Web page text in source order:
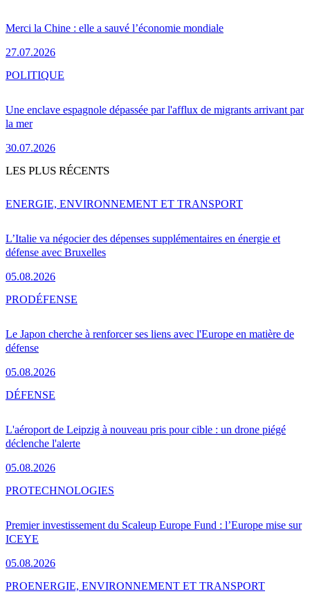
Merci la Chine : elle a sauvé l’économie mondiale
27.07.2026
Une enclave espagnole dépassée par l'afflux de migrants arrivant par
la mer
30.07.2026
POLITIQUE
LES PLUS RÉCENTS
L’Italie va négocier des dépenses supplémentaires en énergie et
défense avec Bruxelles
05.08.2026
ENERGIE, ENVIRONNEMENT ET TRANSPORT
Le Japon cherche à renforcer ses liens avec l'Europe en matière de
défense
05.08.2026
PRODÉFENSE
L'aéroport de Leipzig à nouveau pris pour cible : un drone piégé
déclenche l'alerte
05.08.2026
DÉFENSE
Premier investissement du Scaleup Europe Fund : l’Europe mise sur
ICEYE
05.08.2026
PROTECHNOLOGIES
PROENERGIE, ENVIRONNEMENT ET TRANSPORT